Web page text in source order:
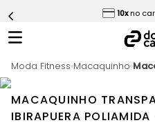
10x no
Moda Fitness Macaquinho
MACAQUINHO
IBIRAPUERA
7º Conjunto
9º Ultimate Rosa